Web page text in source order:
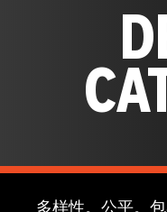
多样性。公平。包